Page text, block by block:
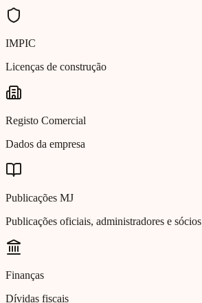
IMPIC
Licenças de construção
Registo Comercial
Dados da empresa
Publicações MJ
Publicações oficiais, administradores e sócios
Finanças
Dívidas fiscais